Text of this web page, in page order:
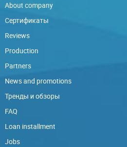
About company
Сертификаты
Reviews
Production
Partners
News and promotions
Тренды и обзоры
FAQ
Loan installment
Jobs